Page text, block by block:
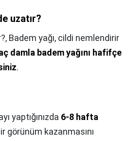
uzatır?
Badem yağı, cildi nemlendirir
damla badem yağını hafifçe
.
yaptığınızda 6-8 hafta
görünüm kazanmasını